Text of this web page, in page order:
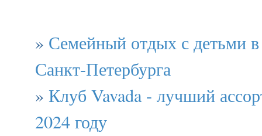
» Семейный отдых с детьми в
Санкт-Петербурга
» Клуб Vavada - лучший
2024 году